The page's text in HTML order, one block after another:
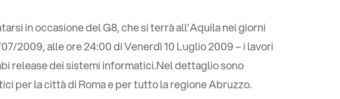
in occasione del G8, che si terrà all’Aquila nei giorni
2009, alle ore 24:00 di Venerdì 10 Luglio 2009 – i lavori
release dei sistemi informatici.Nel dettaglio sono
per la città di Roma e per tutto la regione Abruzzo.